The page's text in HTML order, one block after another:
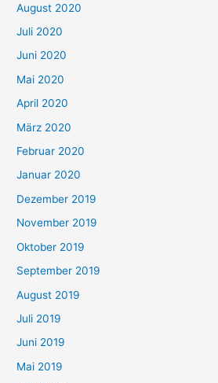
August 2020
Juli 2020
Juni 2020
Mai 2020
April 2020
März 2020
Februar 2020
Januar 2020
Dezember 2019
November 2019
Oktober 2019
September 2019
August 2019
Juli 2019
Juni 2019
Mai 2019